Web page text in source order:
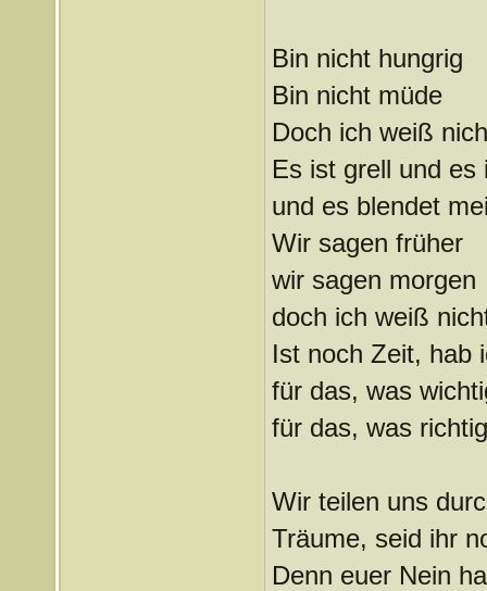
Bin nicht hungrig
Bin nicht müde
Doch ich weiß
Es ist grell und es
und es blendet
Wir sagen früher
wir sagen morgen
doch ich weiß
Ist noch Zeit, hab
für das, was
für das, was
Wir teilen uns
Träume, seid ihr
Denn euer Nein